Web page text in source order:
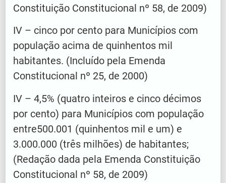
Constituição Constitucional nº 58, de 2009)
IV – cinco por cento para Municípios com
população acima de quinhentos mil
habitantes. (Incluído pela Emenda
Constitucional nº 25, de 2000)
IV – 4,5% (quatro inteiros e cinco décimos
por cento) para Municípios com população
entre500.001 (quinhentos mil e um) e
3.000.000 (três milhões) de habitantes;
(Redação dada pela Emenda Constituição
Constitucional nº 58, de 2009)